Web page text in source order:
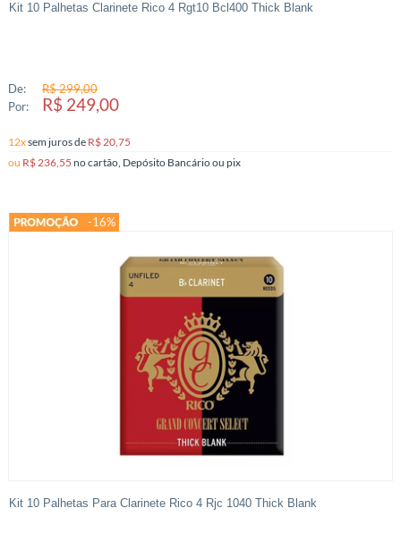
Kit 10 Palhetas Clarinete Rico 4 Rgt10 Bcl400 Thick Blank
De:
R$ 299,00
Por:
R$ 249,00
12xsem jurosde R$ 20,75
ou R$ 236,55 no cartão, Depósito Bancário ou pix
-16%
Kit 10 Palhetas Para Clarinete Rico 4 Rjc 1040 Thick Blank